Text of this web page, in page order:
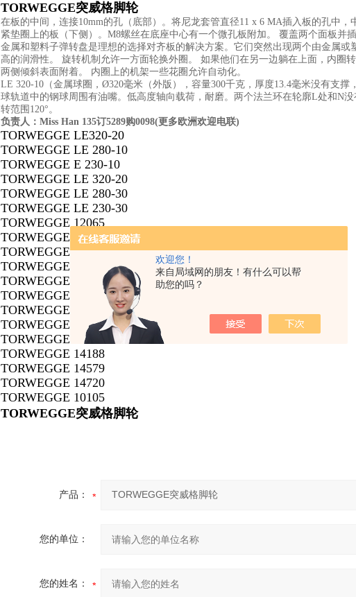
欢迎您！
来自局域网的朋友！有什么可以帮
助您的吗？
TORWEGGE突威格脚轮
在板的中间，连接10mm的孔（底部）。将尼龙套管直径11 x 6 MA插入板的孔中，
紧垫圈上的板（下侧）。 M8螺丝在底座中心有一个微孔板附加。 覆盖两个面板并
金属和塑料子弹转盘是理想的选择对齐板的解决方案。它们突然出现两个由金属或
高的润滑性。
旋转机制允许一方面轮换外圈。 如果他们在另一边躺在上面，内圈转
两侧倾斜表面附着。
内圈上的机架一些花圈允许自动化。
LE 320-10 （金属球圈， Ø320毫米（外版），容量300千克，厚度13.4毫米没有支撑，
球轨道中的钢球周围有油嘴。低高度轴向载荷，耐磨。两个法兰环在轮廓L处和N没
转范围 120°。
负责人： Miss Han 135订5289购0098(更多欧洲欢迎电联)
TORWEGGE LE320-20
TORWEGGE LE 280-10
TORWEGGE E 230-10
TORWEGGE LE 320-20
TORWEGGE LE 280-30
TORWEGGE LE 230-30
TORWEGGE 12065
TORWEGGE 12661
TORWEGGE 13778
TORWEGGE 14186
TORWEGGE 14577
TORWEGGE 14718
TORWEGGE 10103
TORWEGGE 12663
TORWEGGE 13780
TORWEGGE 14188
TORWEGGE 14579
TORWEGGE 14720
TORWEGGE 10105
TORWEGGE突威格脚轮
产品：
您的单位：
您的姓名：